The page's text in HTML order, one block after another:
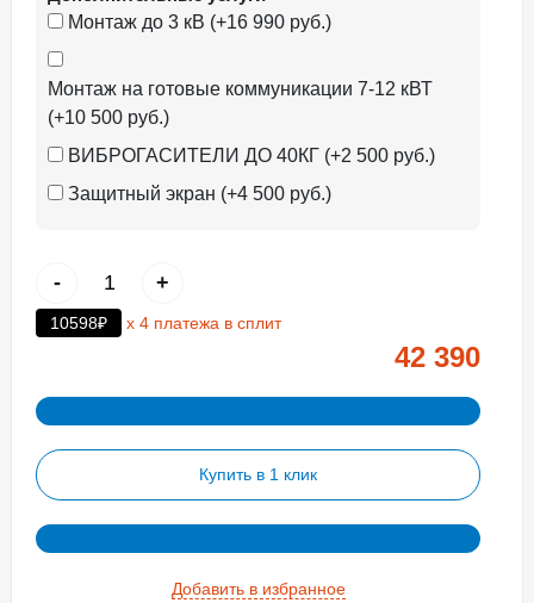
Монтаж до 3 кВ (+16 990 руб.)
Монтаж на готовые коммуникации 7-12 кВТ
(+10 500 руб.)
ВИБРОГАСИТЕЛИ ДО 40КГ (+2 500 руб.)
Защитный экран (+4 500 руб.)
- +
10598₽ х 4 платежа в сплит
42 390
Купить в 1 клик
Добавить в избранное